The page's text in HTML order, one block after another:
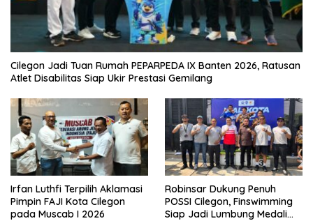
Cilegon Jadi Tuan Rumah PEPARPEDA IX Banten 2026, Ratusan
Atlet Disabilitas Siap Ukir Prestasi Gemilang
Irfan Luthfi Terpilih Aklamasi
Pimpin FAJI Kota Cilegon
pada Muscab I 2026
Robinsar Dukung Penuh
POSSI Cilegon, Finswimming
Siap Jadi Lumbung Medali